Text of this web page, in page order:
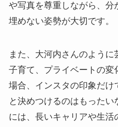
や写真を尊重しながら、分
埋めない姿勢が大切です。
また、大河内さんのように
子育て、プライベートの変
場合、インスタの印象だけ
と決めつけるのはもった
には、長いキャリアや生活